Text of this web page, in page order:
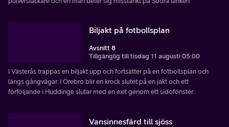
Biljakt på fotbollsplan
Avsnitt 8
Tillgänglig till tisdag 11 augusti 05:00
I Västerås trappas en biljakt upp och fortsätter på en fotbollsplan och
längs gångvägar. I Örebro blir en krock slutet på en jakt och ett
förföljande i Huddinge slutar med en exit genom ett sidofönster.
Vansinnesfärd till sjöss